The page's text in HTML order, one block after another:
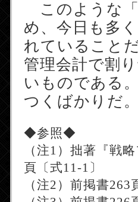
このような
め、今日も多
れていること
管理会計で割
いものである
つくばかりだ。
◆参照◆
（注1）拙著『戦
頁〔式11-1〕
（注2）前掲書263